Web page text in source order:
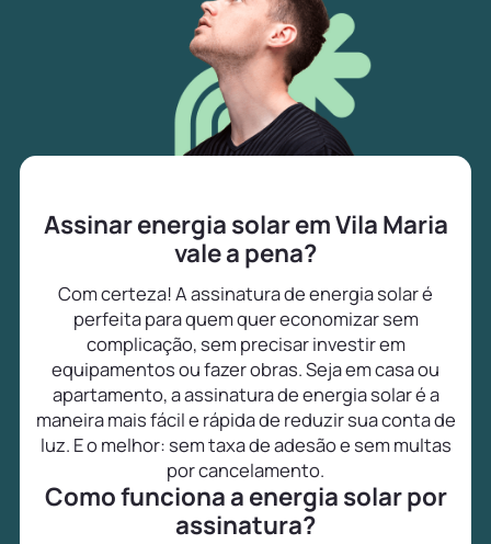
Assinar energia solar em Vila Maria
vale a pena?
Com certeza! A assinatura de energia solar é
perfeita para quem quer economizar sem
complicação, sem precisar investir em
equipamentos ou fazer obras. Seja em casa ou
apartamento, a assinatura de energia solar é a
maneira mais fácil e rápida de reduzir sua conta de
luz. E o melhor: sem taxa de adesão e sem multas
por cancelamento.
Como funciona a energia solar por
assinatura?